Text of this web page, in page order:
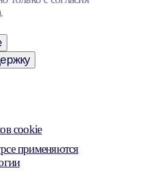
cookie
применяются